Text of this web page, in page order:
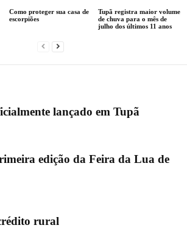
Como proteger sua casa de
escorpiões
Tupã registra maior volume
de chuva para o mês de
julho dos últimos 11 anos
lançado em Tupã
edição da Feira da Lua de
rural